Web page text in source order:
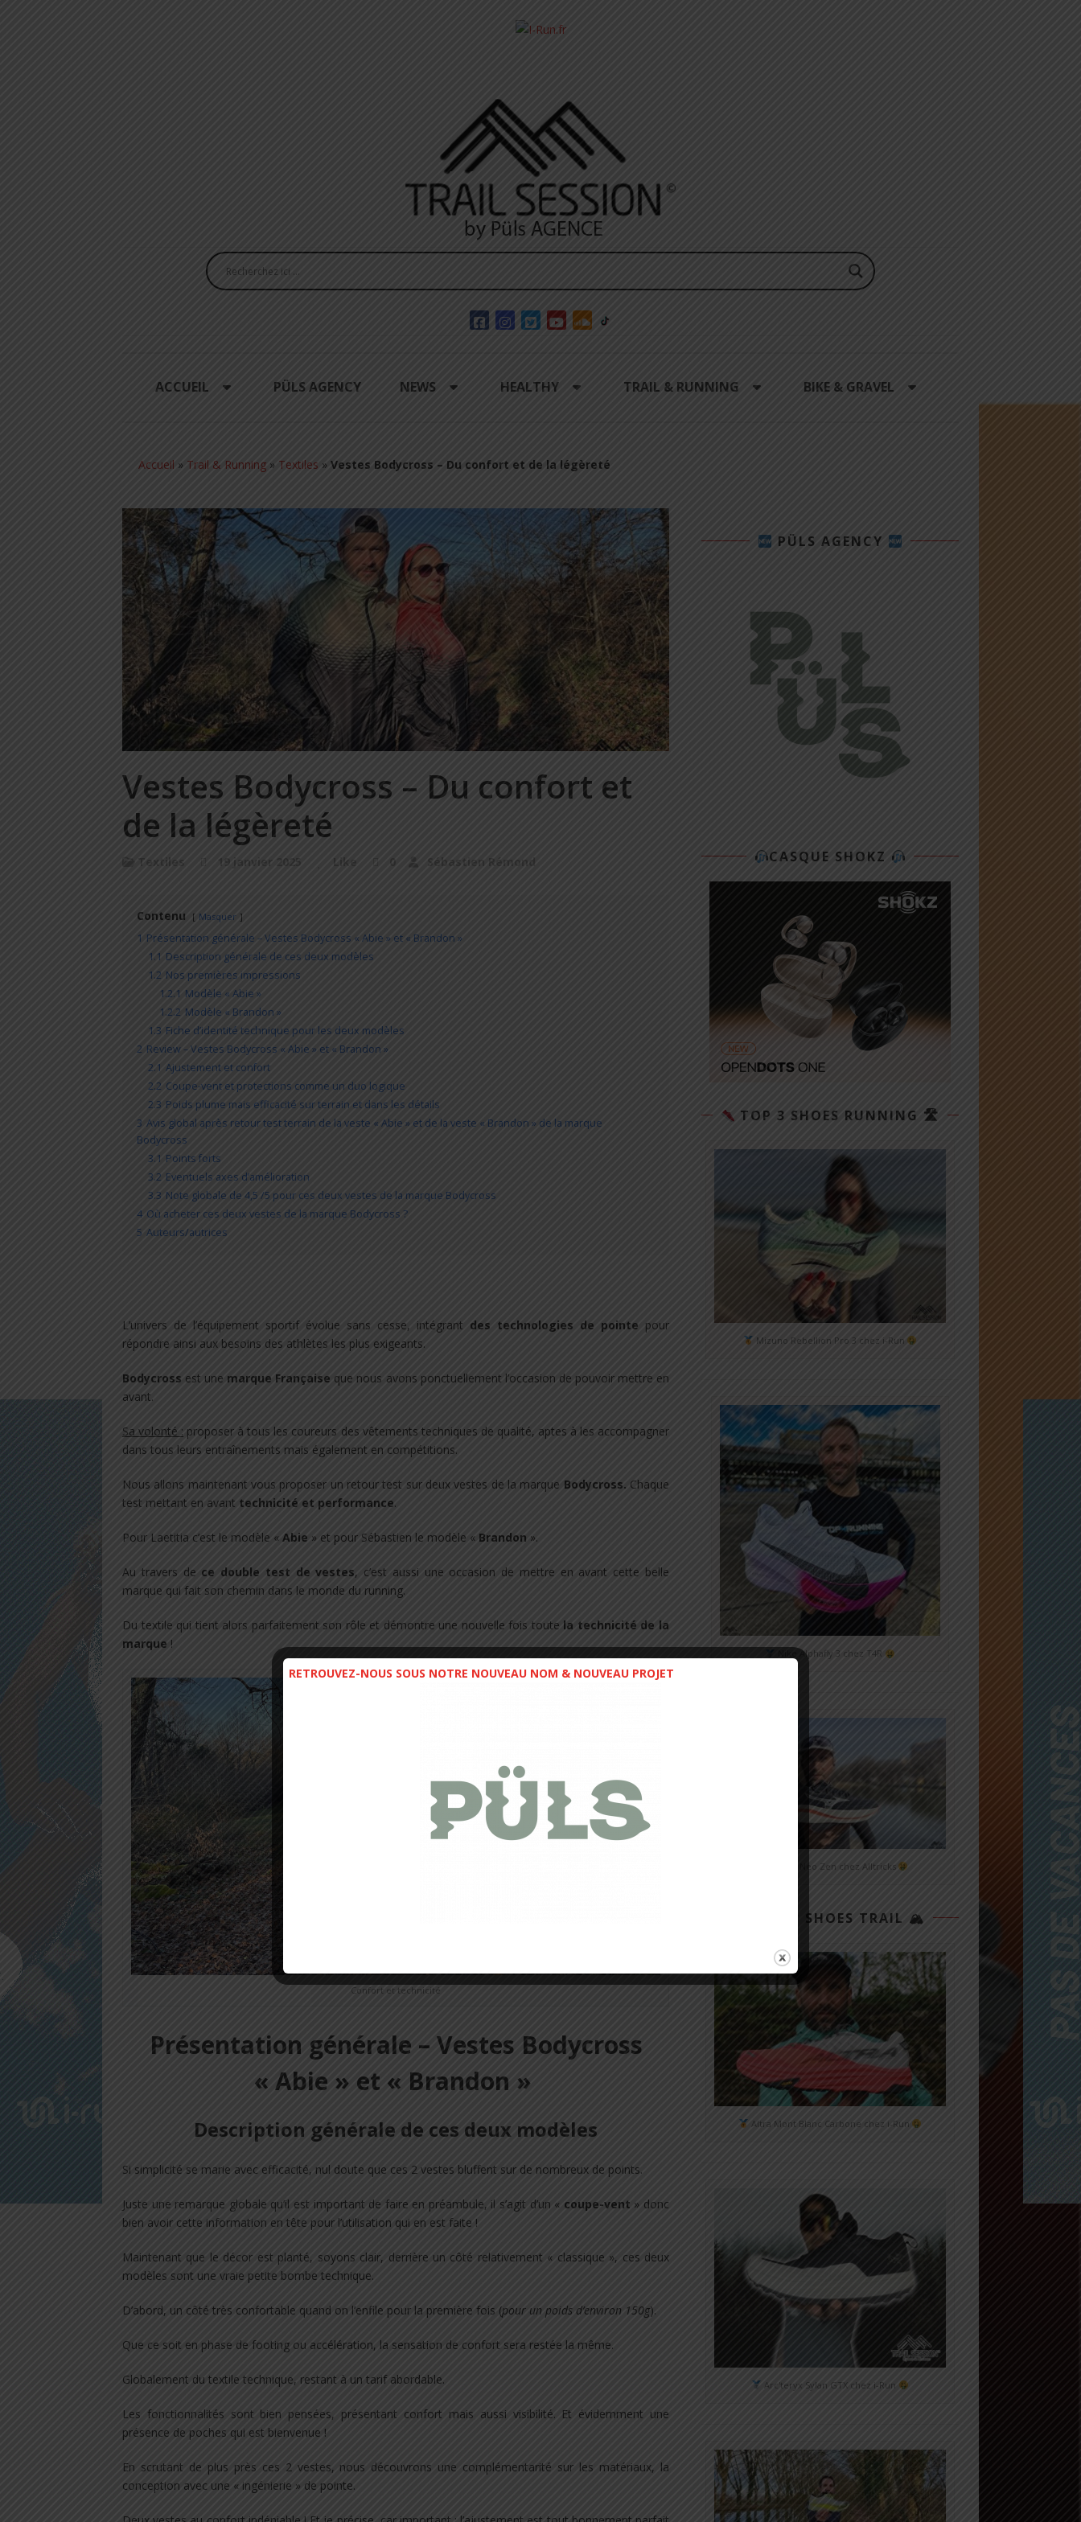
ACCUEIL PÜLS AGENCY NEWS HEALTHY TRAIL & RUNNING BIKE & GRAVEL
Accueil » Trail & Running » Textiles » Vestes Bodycross – Du confort et de la légèreté
Vestes Bodycross – Du confort et
de la légèreté
Textiles 19 janvier 2025 Like 0 Sébastien Rémond
Contenu Masquer
1 Présentation générale – Vestes Bodycross « Abie » et « Brandon »
1.1 Description générale de ces deux modèles
1.2 Nos premières impressions
1.2.1 Modèle « Abie »
1.2.2 Modèle « Brandon »
1.3 Fiche d’identité technique pour les deux modèles
2 Review – Vestes Bodycross « Abie » et « Brandon »
2.1 Ajustement et confort
2.2 Coupe-vent et protections comme un duo logique
2.3 Poids plume mais efficacité sur terrain et dans les détails
3 Avis global après retour test terrain de la veste « Abie » et de la veste « Brandon » de la marque
Bodycross
3.1 Points forts
3.2 Eventuels axes d’amélioration
3.3 Note globale de 4,5 /5 pour ces deux vestes de la marque Bodycross
4 Où acheter ces deux vestes de la marque Bodycross ?
5 Auteurs/autrices
L’univers de l’équipement sportif évolue sans cesse, intégrant des technologies de pointe pour
répondre ainsi aux besoins des athlètes les plus exigeants.
Bodycross est une marque Française que nous avons ponctuellement l’occasion de pouvoir mettre en
avant.
Sa volonté : proposer à tous les coureurs des vêtements techniques de qualité, aptes à les accompagner
dans tous leurs entraînements mais également en compétitions.
Nous allons maintenant vous proposer un retour test sur deux vestes de la marque Bodycross. Chaque
test mettant en avant technicité et performance.
Pour Laetitia c’est le modèle « Abie » et pour Sébastien le modèle « Brandon ».
Au travers de ce double test de vestes, c’est aussi une occasion de mettre en avant cette belle
marque qui fait son chemin dans le monde du running.
Du textile qui tient alors parfaitement son rôle et démontre une nouvelle fois toute la technicité de la
marque !
Confort et technicité
Présentation générale – Vestes Bodycross
« Abie » et « Brandon »
Description générale de ces deux modèles
Si simplicité se marie avec efficacité, nul doute que ces 2 vestes bluffent sur de nombreux de points.
Juste une remarque globale qu’il est important de faire en préambule, il s’agit d’un « coupe-vent » donc
bien avoir cette information en tête pour l’utilisation qui en est faite !
Maintenant que le décor est planté, soyons clair, derrière un côté relativement « classique », ces deux
modèles sont une vraie petite bombe technique.
D’abord, un côté très confortable quand on l’enfile pour la première fois (pour un poids d’environ 150g).
Que ce soit en phase de footing ou accélération, la sensation de confort sera restée la même.
Globalement du textile technique, restant à un tarif abordable.
Les fonctionnalités sont bien pensées, présentant confort mais aussi visibilité. Et évidemment une
présence de poches qui est bienvenue !
En scrutant de plus près ces 2 vestes, nous découvrons une complémentarité sur les matériaux, la
conception avec une « ingénierie » de pointe.
PÜLS AGENCY
CASQUE SHOKZ
TOP 3 SHOES RUNNING 🛣
Mizuno Rebellion Pro 3 chez i-Run
Nike Alphafly 3 chez T4R
Mizuno Neo Zen chez Alltricks
TOP 3 SHOES TRAIL 🏔
Altra Mont Blanc Carbone chez i-Run
Arc'teryx Sylan GTX chez i-Run
RETROUVEZ-NOUS SOUS NOTRE NOUVEAU NOM & NOUVEAU PROJET